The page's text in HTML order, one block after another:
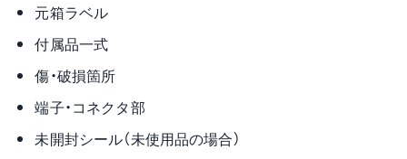
元箱ラベル
付属品一式
傷・破損箇所
端子・コネクタ部
未開封シール（未使用品の場合）